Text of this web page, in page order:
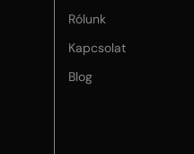
Rólunk
Kapcsolat
Blog